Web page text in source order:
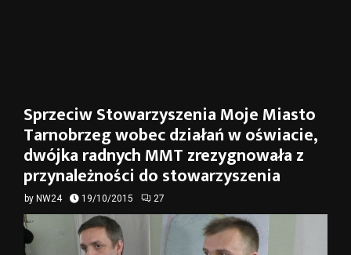
Sprzeciw Stowarzyszenia Moje Miasto
Tarnobrzeg wobec działań w oświacie,
dwójka radnych MMT zrezygnowała z
przynależności do stowarzyszenia
by NW24 19/10/2015 27